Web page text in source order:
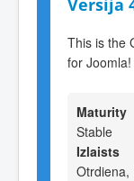
Versija
This is the
for
Maturity
Stable
Izlaists
Otrdiena,